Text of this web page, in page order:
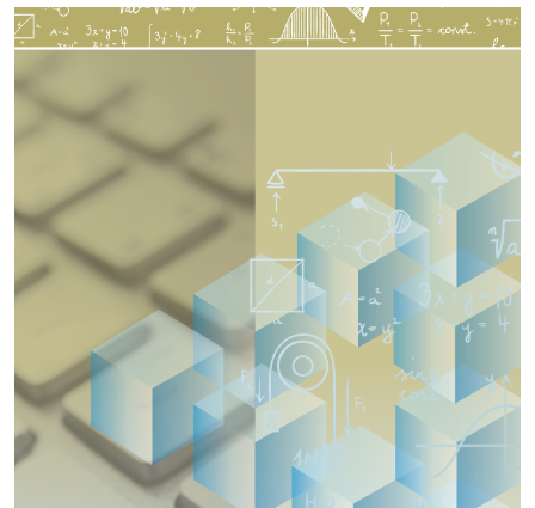
Imagen de portada